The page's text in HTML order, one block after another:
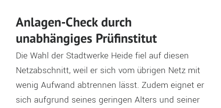
Anlagen-Check durch
unabhängiges Prüfinstitut
Die Wahl der Stadtwerke Heide fiel auf diesen
Netzabschnitt, weil er sich vom übrigen Netz mit
wenig Aufwand abtrennen lässt. Zudem eignet er
sich aufgrund seines geringen Alters und seiner